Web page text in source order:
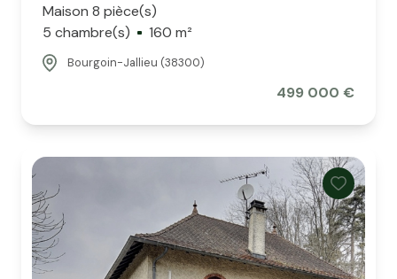
Maison 8 pièce(s)
5 chambre(s)
160 m²
Bourgoin-Jallieu (38300)
499 000 €